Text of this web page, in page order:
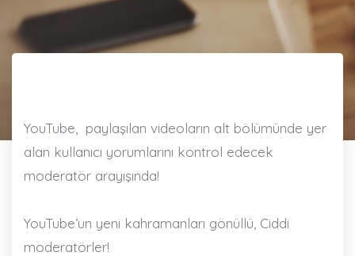
YouTube,
paylaşılan videoların alt bölümünde yer
alan kullanıcı yorumlarını kontrol edecek
moderatör arayışında!
YouTube’un yeni kahramanları gönüllü, Ciddi
moderatörler!